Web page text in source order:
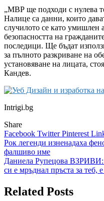
„МВР ще подходи с нулева
Налице са данни, които
случилото се като умишлен
безопасността на
последици. Ще бъдат
за пълното разкриване на
установяване на лицата,
Кандев.
Intrigi.bg
Share
Facebook TwitterPinterest
Навигация
Рок легенди изненадаха
фалшиво име
Даниела Рупецова
си е мръднал пръста за теб,
Related Posts